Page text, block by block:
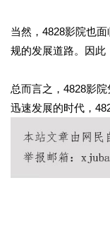
当然，4828影院也
规的发展道路。因此
总而言之，4828影
迅速发展的时代，